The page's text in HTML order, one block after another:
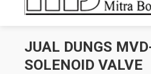
JUAL DUNGS
SOLENOID VALVE